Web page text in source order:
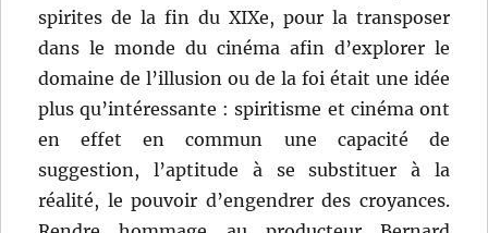
spirites de la fin du XIXe, pour la transposer
dans le monde du cinéma afin d’explorer le
domaine de l’illusion ou de la foi était une idée
plus qu’intéressante : spiritisme et cinéma ont
en effet en commun une capacité de
suggestion, l’aptitude à se substituer à la
réalité, le pouvoir d’engendrer des croyances.